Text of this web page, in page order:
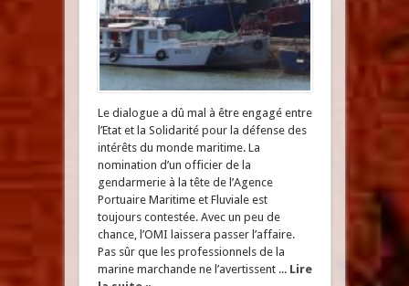
Le dialogue a dû mal à être engagé entre
l’Etat et la Solidarité pour la défense des
intérêts du monde maritime. La
nomination d’un officier de la
gendarmerie à la tête de l’Agence
Portuaire Maritime et Fluviale est
toujours contestée. Avec un peu de
chance, l’OMI laissera passer l’affaire.
Pas sûr que les professionnels de la
marine marchande ne l’avertissent ... Lire